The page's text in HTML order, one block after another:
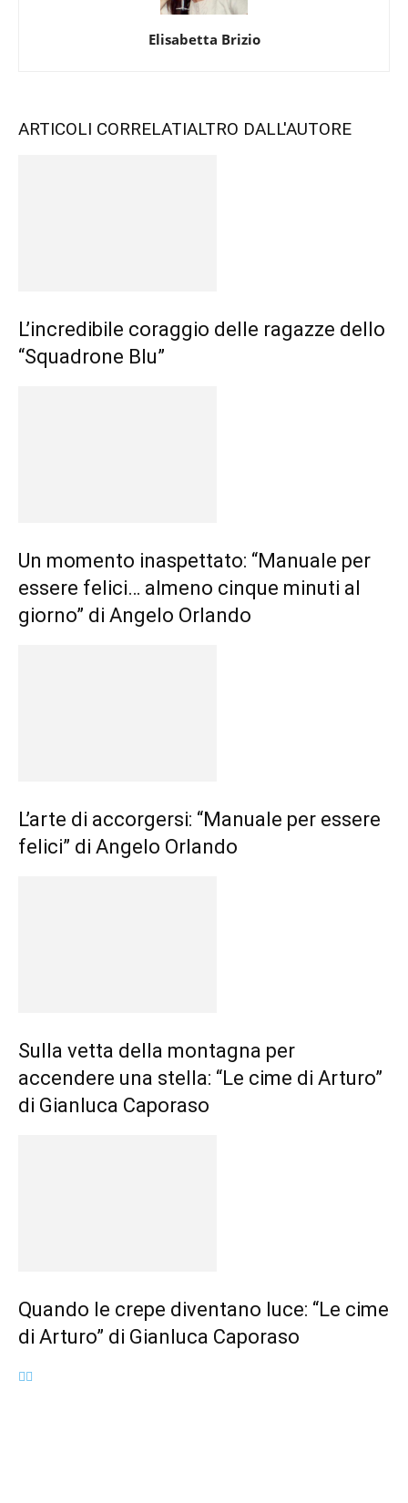
Elisabetta Brizio
ARTICOLI CORRELATIALTRO DALL'AUTORE
L’incredibile coraggio delle ragazze dello
“Squadrone Blu”
Un momento inaspettato: “Manuale per
essere felici… almeno cinque minuti al
giorno” di Angelo Orlando
L’arte di accorgersi: “Manuale per essere
felici” di Angelo Orlando
Sulla vetta della montagna per
accendere una stella: “Le cime di Arturo”
di Gianluca Caporaso
Quando le crepe diventano luce: “Le cime
di Arturo” di Gianluca Caporaso